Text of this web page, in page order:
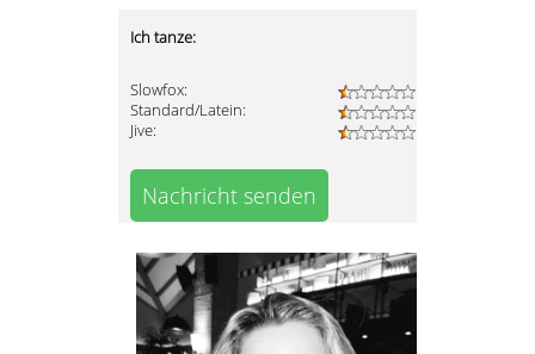
Ich tanze:
Slowfox:
Standard/Latein:
Jive:
Nachricht senden